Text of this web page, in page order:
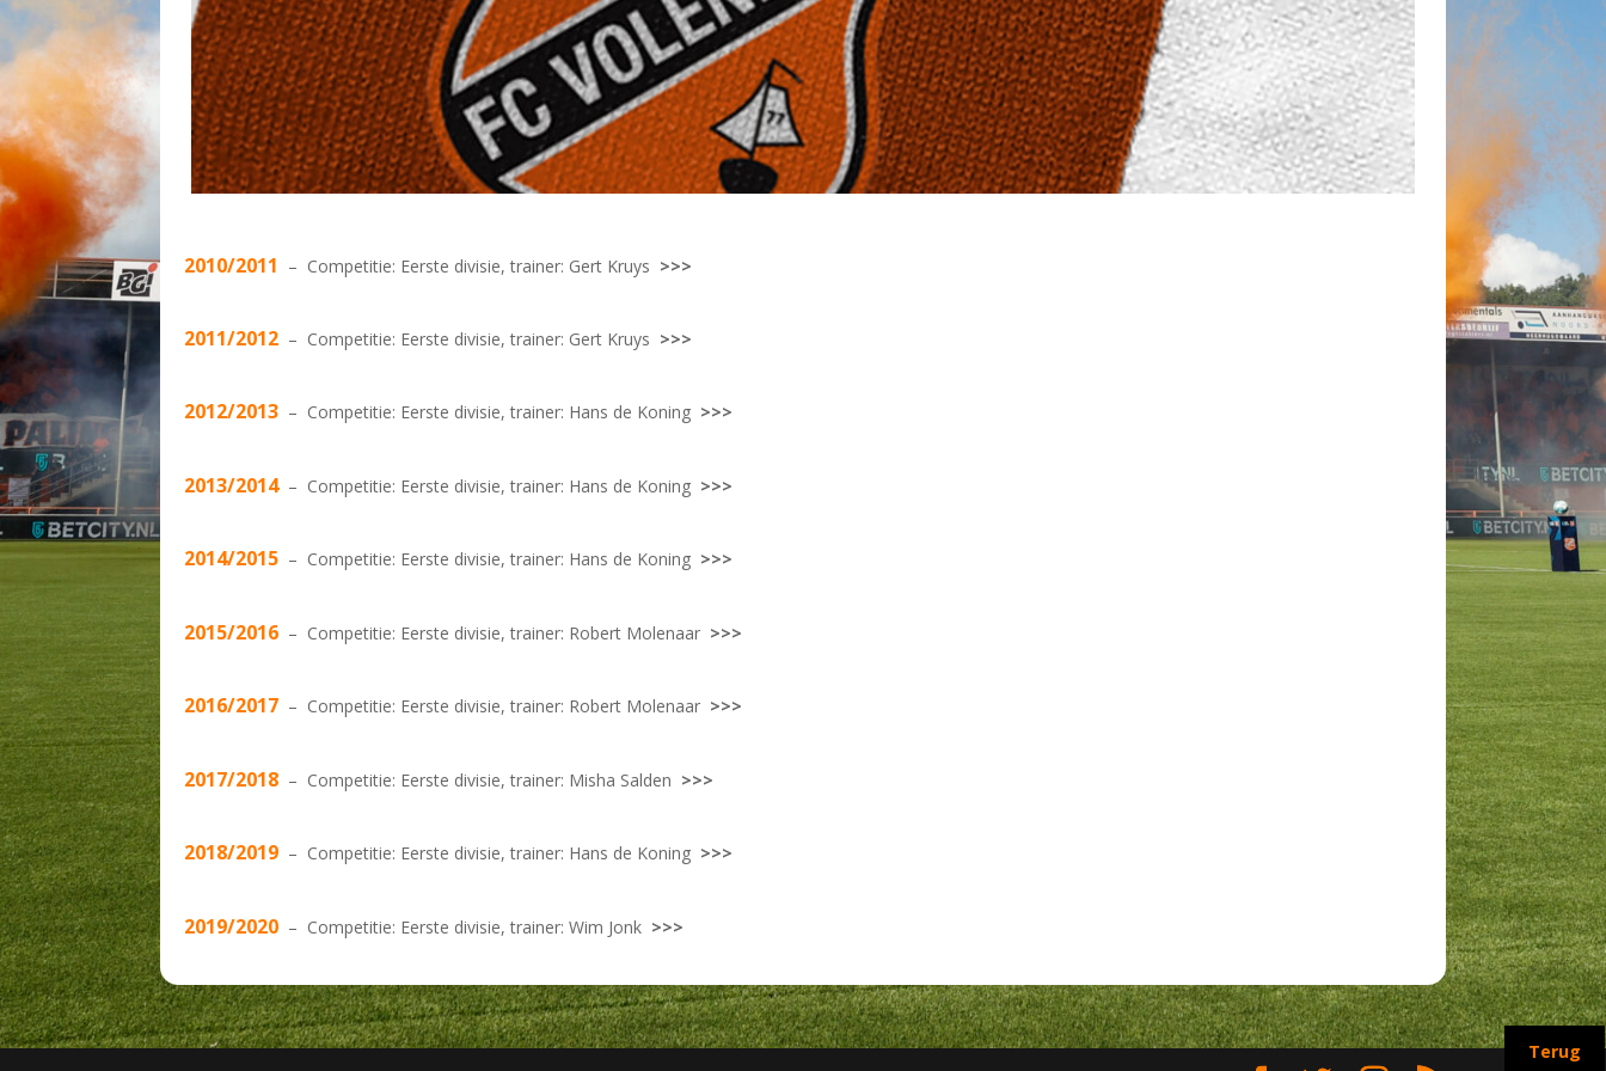
Terug
2010/2011 – Competitie: Eerste divisie, trainer: Gert Kruys >>>
2011/2012 – Competitie: Eerste divisie, trainer: Gert Kruys >>>
2012/2013 – Competitie: Eerste divisie, trainer: Hans de Koning >>>
2013/2014– Competitie: Eerste divisie, trainer: Hans de Koning >>>
2014/2015 – Competitie: Eerste divisie, trainer: Hans de Koning >>>
2015/2016 – Competitie: Eerste divisie, trainer: Robert Molenaar >>>
2016/2017 – Competitie: Eerste divisie, trainer: Robert Molenaar >>>
2017/2018 – Competitie: Eerste divisie, trainer: Misha Salden >>>
2018/2019 – Competitie: Eerste divisie, trainer: Hans de Koning >>>
2019/2020 – Competitie: Eerste divisie, trainer: Wim Jonk >>>